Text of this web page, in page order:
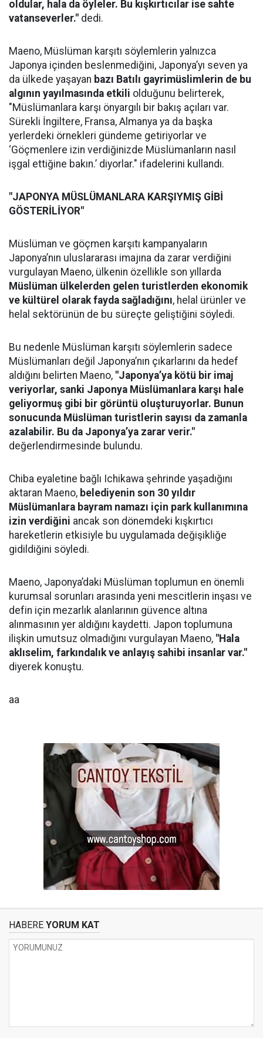
oldular, hala da öyleler. Bu kışkırtıcılar ise sahte
vatanseverler." dedi.
Maeno, Müslüman karşıtı söylemlerin yalnızca
Japonya içinden beslenmediğini, Japonya’yı seven ya
da ülkede yaşayan bazı Batılı gayrimüslimlerin de bu
algının yayılmasında etkili olduğunu belirterek,
"Müslümanlara karşı önyargılı bir bakış açıları var.
Sürekli İngiltere, Fransa, Almanya ya da başka
yerlerdeki örnekleri gündeme getiriyorlar ve
‘Göçmenlere izin verdiğinizde Müslümanların nasıl
işgal ettiğine bakın.’ diyorlar." ifadelerini kullandı.
"JAPONYA MÜSLÜMANLARA KARŞIYMIŞ GİBİ
GÖSTERİLİYOR"
Müslüman ve göçmen karşıtı kampanyaların
Japonya’nın uluslararası imajına da zarar verdiğini
vurgulayan Maeno, ülkenin özellikle son yıllarda
Müslüman ülkelerden gelen turistlerden ekonomik
ve kültürel olarak fayda sağladığını, helal ürünler ve
helal sektörünün de bu süreçte geliştiğini söyledi.
Bu nedenle Müslüman karşıtı söylemlerin sadece
Müslümanları değil Japonya’nın çıkarlarını da hedef
aldığını belirten Maeno, "Japonya’ya kötü bir imaj
veriyorlar, sanki Japonya Müslümanlara karşı hale
geliyormuş gibi bir görüntü oluşturuyorlar. Bunun
sonucunda Müslüman turistlerin sayısı da zamanla
azalabilir. Bu da Japonya’ya zarar verir."
değerlendirmesinde bulundu.
Chiba eyaletine bağlı Ichikawa şehrinde yaşadığını
aktaran Maeno, belediyenin son 30 yıldır
Müslümanlara bayram namazı için park kullanımına
izin verdiğini ancak son dönemdeki kışkırtıcı
hareketlerin etkisiyle bu uygulamada değişikliğe
gidildiğini söyledi.
Maeno, Japonya’daki Müslüman toplumun en önemli
kurumsal sorunları arasında yeni mescitlerin inşası ve
defin için mezarlık alanlarının güvence altına
alınmasının yer aldığını kaydetti. Japon toplumuna
ilişkin umutsuz olmadığını vurgulayan Maeno, "Hala
aklıselim, farkındalık ve anlayış sahibi insanlar var."
diyerek konuştu.
aa
HABERE YORUM KAT